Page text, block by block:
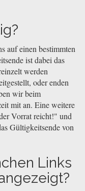
auf einen bestimmten
ist dabei das
werden
oder enden
wir beim
mit an. Eine weitere
Vorrat reicht!" und
Gültigkeitsende von
Links